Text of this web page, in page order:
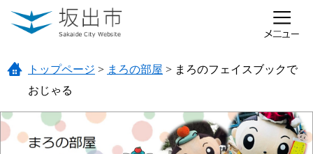
ページの先頭です。
メニューを飛ばして本文へ
トップページ > まろの部屋 > まろのフェイスブックで
おじゃる